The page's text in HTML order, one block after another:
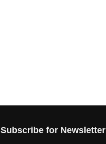
Subscribe for Newsletter